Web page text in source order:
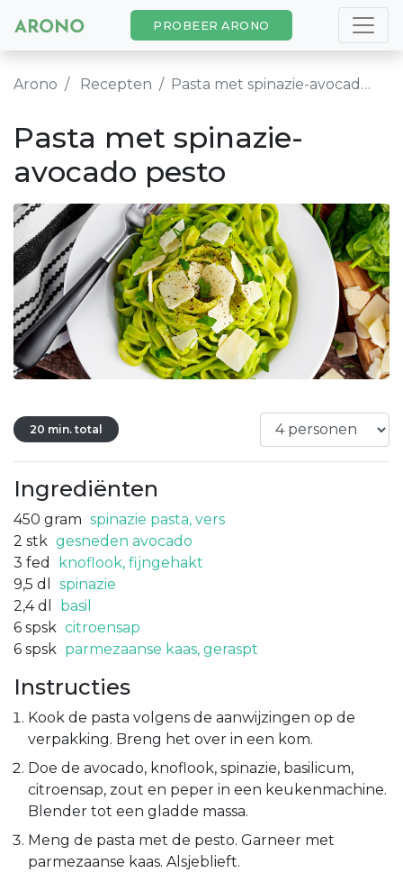
PROBEER ARONO
Arono Recepten Pasta met spinazie-avocado pesto
Pasta met spinazie-
avocado pesto
20 min. total
Ingrediënten
450 gram spinazie pasta, vers
2 stk gesneden avocado
3 fed
knoflook, fijngehakt
9,5 dl
spinazie
2,4 dl
basil
6 spsk citroensap
6 spsk parmezaanse kaas, geraspt
Instructies
Kook de pasta volgens de aanwijzingen op de
verpakking. Breng het over in een kom.
Doe de avocado, knoflook, spinazie, basilicum,
citroensap, zout en peper in een keukenmachine.
Blender tot een gladde massa.
Meng de pasta met de pesto. Garneer met
parmezaanse kaas. Alsjeblieft.